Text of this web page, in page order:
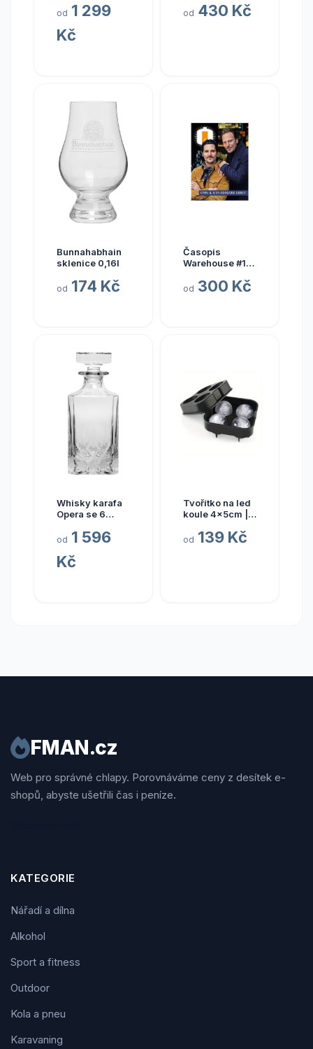
od 1 299
Kč
od 430 Kč
Bunnahabhain
sklenice 0,16l
od 174 Kč
Časopis
Warehouse #1
od 300 Kč
Whisky karafa
Opera se 6
2,55l
od 1 596
Kč
Tvořítko na led
koule 4x5cm |
od 139 Kč
FMAN.cz
Web pro správné chlapy. Porovnáváme ceny z desítek e-
shopů, abyste ušetřili čas i peníze.
KATEGORIE
Nářadí a dílna
Alkohol
Sport a fitness
Outdoor
Kola a pneu
Karavaning